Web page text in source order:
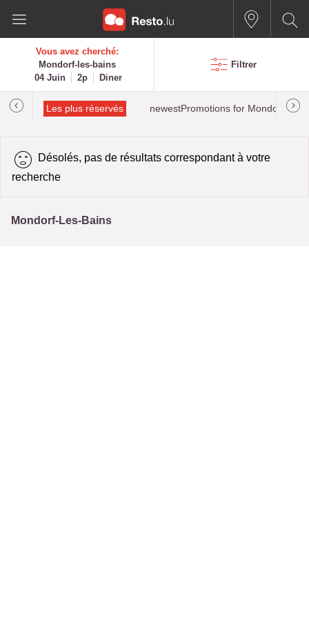
Vous avez cherché:
Mondorf-les-bains
04 Juin
2p Diner
Filtrer
Les plus réservés newestPromotions for Mondorf-les-
Désolés, pas de résultats correspondant à votre
recherche
Mondorf-Les-Bains